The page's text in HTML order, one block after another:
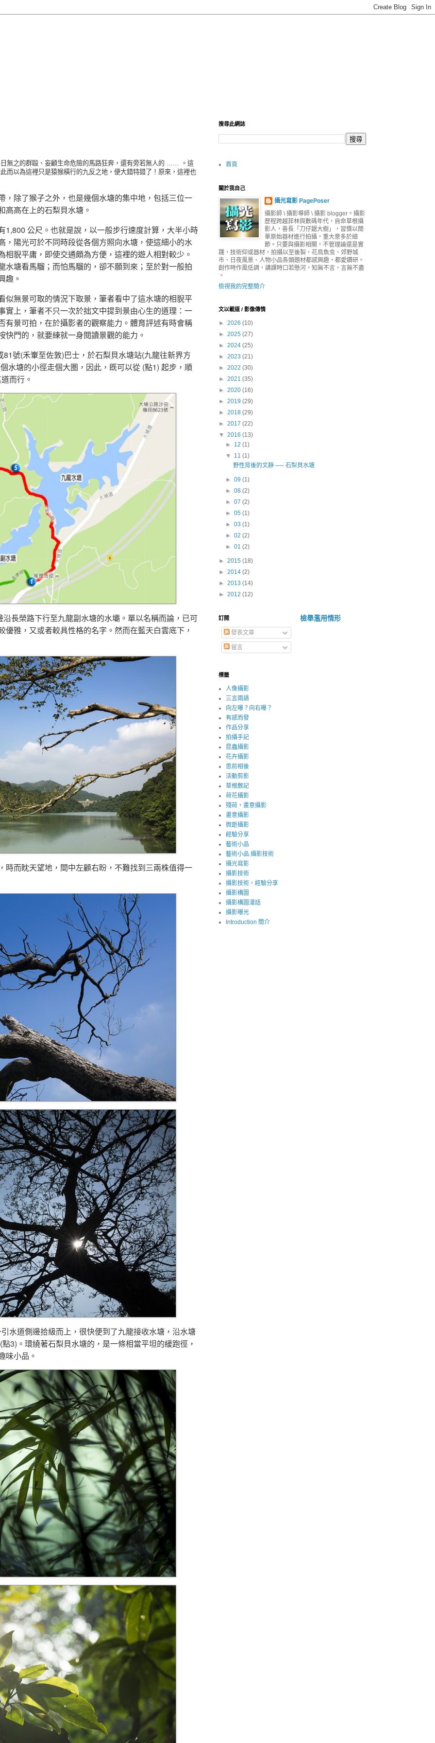
無之的群毆、妄顧生命危險的馬路狂奔，還有旁若無人的 …… 。這
而以為這裡只是猿猴橫行的九反之地，便大錯特錯了！原來，這裡也
，除了猴子之外，也是幾個水塘的集中地，包括三位一
高高在上的石梨貝水塘。
公尺。也就是說，以一般步行速度計算，大半小時
，陽光可於不同時段從各個方照向水塘，使這細小的水
貎平庸，即使交通頗為方便，這裡的遊人相對較少。
塘看馬騮；而怕馬騮的，卻不願到來；至於對一般拍
趣。
似無景可取的情況下取景，筆者看中了這水塘的相貎平
實上，筆者不只一次於拙文中提到景由心生的道理：一
有景可拍，在於攝影者的觀察能力。體育評述有時會稱
門的，就要練就一身閱讀景觀的能力。
號(禾輋至佐敦)巴士，於石梨貝水塘站(九龍往新界方
水塘的小徑走個大圏，因此，既可以從 (點1) 起步，順
而行。
長榮路下行至九龍副水塘的水壩。單以名稱而論，已可
雅，又或者較具性格的名字。然而在藍天白雲底下，
時而眈天望地，間中左顧右盼，不難找到三兩株值得一
水道側邊拾級而上，很快便到了九龍接收水塘，沿水塘
3)。環繞著石梨貝水塘的，是一條相當平坦的緩跑徑，
味小品。
搜尋此網誌
首頁
關於我自己
攝光寫影 PagePoser
攝影師 \ 攝影導師 \ 攝影 blogger。攝影
歷程跨越菲林與數碼年代，自命草根攝
影人，善長「刀仔鋸大樹」，習慣以簡
單原始器材進行拍攝，重大意多於細
節。只要與攝影相關，不管理論還是實
踐，技術仰或器材，拍攝以至後製，花鳥魚虫、郊野城
市、日夜風景、人物小品各類題材都感興趣，都愛鑽研。
創作時作風低調，講課時口若懸河，知無不言，言無不盡
。
檢視我的完整簡介
文以載道 / 影像傳情
► 2026 (10)
► 2025 (27)
► 2024 (25)
► 2023 (21)
► 2022 (30)
► 2021 (35)
► 2020 (16)
► 2019 (29)
► 2018 (29)
► 2017 (22)
▼ 2016 (13)
► 12(1)
▼ 11(1)
野性背後的文靜 ── 石梨貝水塘
►09(1)
►08(2)
►07(2)
►05(1)
►03(1)
►02(2)
►01(2)
► 2015 (18)
► 2014 (2)
► 2013 (14)
► 2012 (12)
訂閱
發表文章
留言
檢舉濫用情形
標籤
人像攝影
三言兩語
向左曝？向右曝？
有感而發
作品分享
拍攝手記
昆蟲攝影
花卉攝影
思前相後
活動剪影
草根散記
荷花攝影
殘荷，畫意攝影
畫意攝影
微距攝影
經驗分享
藝術小品
藝術小品.攝影技術
攝光寫影
攝影技術
攝影技術，經驗分享
攝影構圖
攝影構圖漫話
攝影曝光
Introduction 簡介